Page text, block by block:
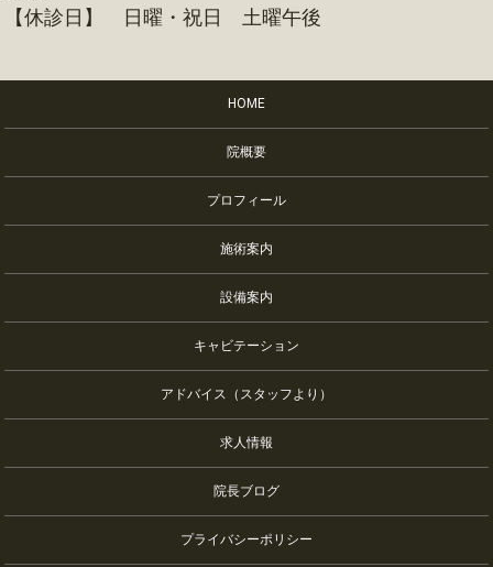
【休診日】 日曜・祝日 土曜午後
HOME
院概要
プロフィール
施術案内
設備案内
キャビテーション
アドバイス（スタッフより）
求人情報
院長ブログ
プライバシーポリシー